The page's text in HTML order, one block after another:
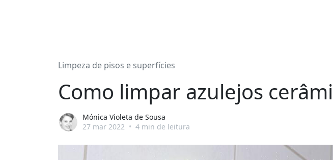
Limpeza de pisos e superfícies
Como limpar azulejos
Mónica Violeta de Sousa
27 mar 2022 • 4 min de leitura